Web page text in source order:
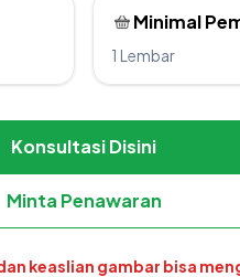
Minimal
1 Lembar
Konsultasi Disini
Minta Penawaran
keaslian gambar bisa